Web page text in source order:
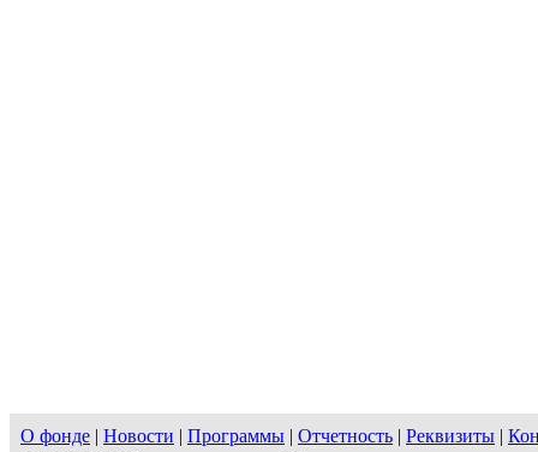
О фонде | Новости | Программы | Отчетность | Реквизиты |